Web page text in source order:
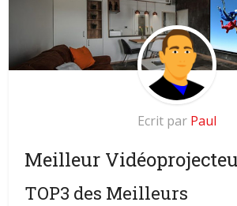
Ecrit par Paul
Meilleur
TOP3 des Meilleurs